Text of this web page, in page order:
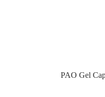
PAO Gel